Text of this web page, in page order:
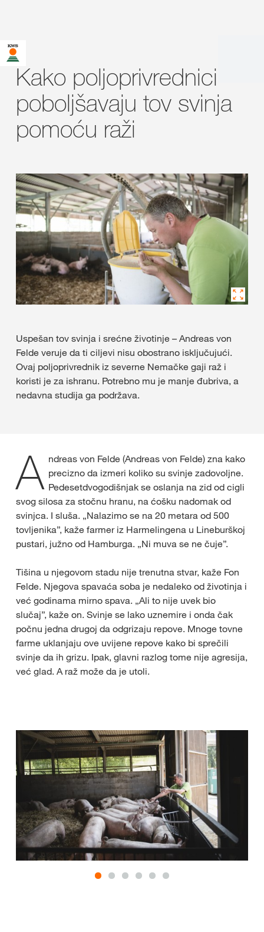
Kako poljoprivrednici
poboljšavaju tov svinja
pomoću raži
Uspešan tov svinja i srećne životinje – Andreas von
Felde veruje da ti ciljevi nisu obostrano isključujući.
Ovaj poljoprivrednik iz severne Nemačke gaji raž i
koristi je za ishranu. Potrebno mu je manje đubriva, a
nedavna studija ga podržava.
A ndreas von Felde (Andreas von Felde) zna kako
precizno da izmeri koliko su svinje zadovoljne.
Pedesetdvogodišnjak se oslanja na zid od cigli
svog silosa za stočnu hranu, na ćošku nadomak od
svinjca. I sluša. „Nalazimo se na 20 metara od 500
tovljenika”, kaže farmer iz Harmelingena u Lineburškoj
pustari, južno od Hamburga. „Ni muva se ne čuje”.
Tišina u njegovom stadu nije trenutna stvar, kaže Fon
Felde. Njegova spavaća soba je nedaleko od životinja i
već godinama mirno spava. „Ali to nije uvek bio
slučaj”, kaže on. Svinje se lako uznemire i onda čak
počnu jedna drugoj da odgrizaju repove. Mnoge tovne
farme uklanjaju ove uvijene repove kako bi sprečili
svinje da ih grizu. Ipak, glavni razlog tome nije agresija,
već glad. A raž može da je utoli.